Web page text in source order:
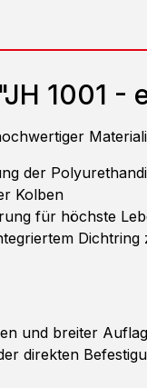
1001 -
der
Kolben
für höchste
und breiter
direkten